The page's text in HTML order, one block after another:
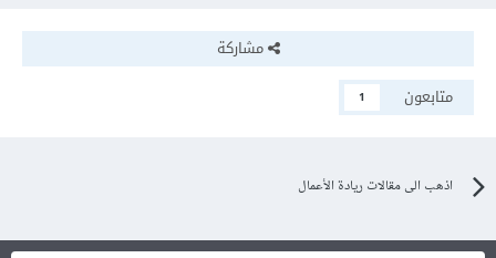
مشاركة
متابعون
1
اذهب الى مقالات ريادة الأعمال